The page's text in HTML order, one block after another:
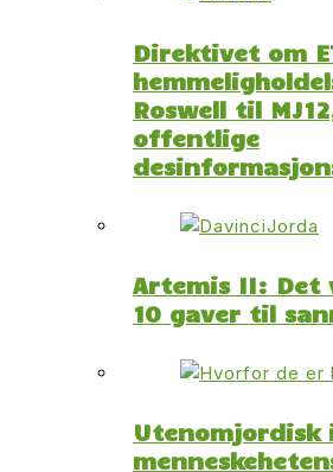
Direktivet om
Roswell til
offentlige
Artemis II: Det
10 gaver til